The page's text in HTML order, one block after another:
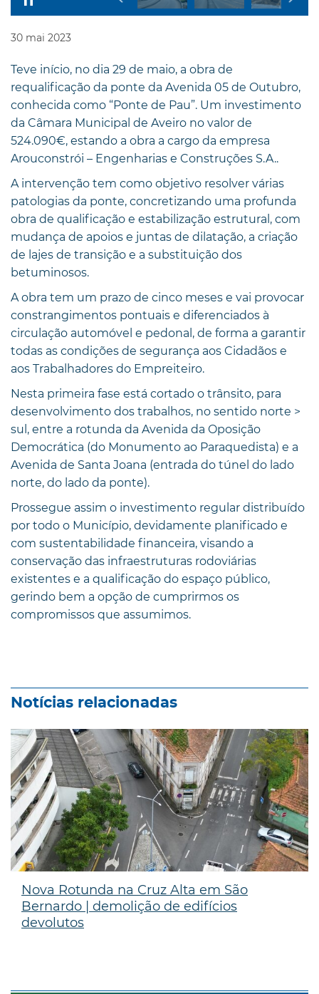
30 mai 2023
Teve início, no dia 29 de maio, a obra de
requalificação da ponte da Avenida 05 de Outubro,
conhecida como “Ponte de Pau”. Um investimento
da Câmara Municipal de Aveiro no valor de
524.090€, estando a obra a cargo da empresa
Arouconstrói – Engenharias e Construções S.A..
A intervenção tem como objetivo resolver várias
patologias da ponte, concretizando uma profunda
obra de qualificação e estabilização estrutural, com
mudança de apoios e juntas de dilatação, a criação
de lajes de transição e a substituição dos
betuminosos.
A obra tem um prazo de cinco meses e vai provocar
constrangimentos pontuais e diferenciados à
circulação automóvel e pedonal, de forma a garantir
todas as condições de segurança aos Cidadãos e
aos Trabalhadores do Empreiteiro.
Nesta primeira fase está cortado o trânsito, para
desenvolvimento dos trabalhos, no sentido norte >
sul, entre a rotunda da Avenida da Oposição
Democrática (do Monumento ao Paraquedista) e a
Avenida de Santa Joana (entrada do túnel do lado
norte, do lado da ponte).
Prossegue assim o investimento regular distribuído
por todo o Município, devidamente planificado e
com sustentabilidade financeira, visando a
conservação das infraestruturas rodoviárias
existentes e a qualificação do espaço público,
gerindo bem a opção de cumprirmos os
compromissos que assumimos.
Notícias relacionadas
Nova Rotunda na Cruz Alta em São
Bernardo | demolição de edifícios
devolutos